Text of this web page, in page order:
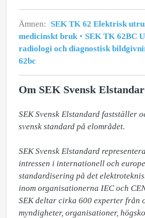
Ämnen: SEK TK 62 Elektrisk
medicinskt bruk
SEK TK 62BC
radiologi och diagnostisk
62bc
Om SEK Svensk
SEK Svensk Elstandard fastställer
svensk standard på elområdet.
SEK Svensk Elstandard
intressen i internationell och
standardisering på det
inom organisationerna IEC och
SEK deltar cirka 600 experter från
myndigheter, organisationer,